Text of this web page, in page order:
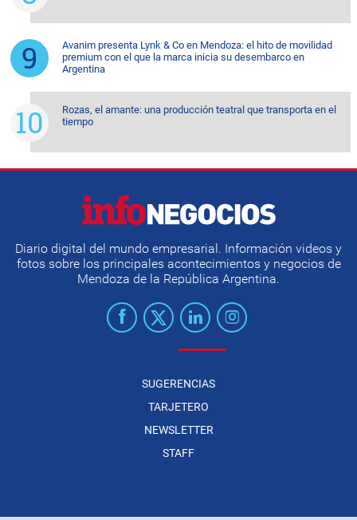
Avanim presenta Lynk & Co en Mendoza: el hito de movilidad
premium con el que la marca inicia su desembarco en
Argentina
Rozas, el amante: una producción teatral que transporta en el
tiempo
Diario digital del mundo empresarial. Información videos y
fotos sobre los principales acontecimientos y negocios de
Mendoza de la República Argentina.
SUGERENCIAS
TARJETERO
NEWSLETTER
STAFF